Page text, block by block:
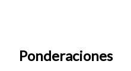
Ponderaciones